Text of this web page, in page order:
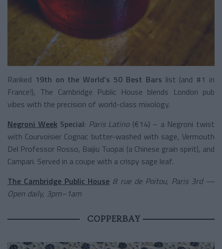
Ranked 19th on the World’s 50 Best Bars list (and #1 in
France!), The Cambridge Public House blends London pub
vibes with the precision of world-class mixology.
Negroni WeekSpecial: Paris Latino(€14) – a Negroni twist
with Courvoisier Cognac butter-washed with sage, Vermouth
Del Professor Rosso, Baijiu Tuopai (a Chinese grain spirit), and
Campari. Served in a coupe with a crispy sage leaf.
The Cambridge Public House 8 rue de Poitou, Paris 3rd —
Open daily, 3pm–1am
COPPERBAY